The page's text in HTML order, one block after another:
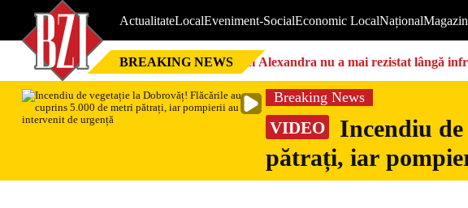
ActualitateLocalEveniment-SocialEconomic LocalNaționalMagazin
BREAKING NEWS Nici Alexandra nu a mai rezistat lângă
Breaking News
VIDEO
Incendiu
pătrați, iar